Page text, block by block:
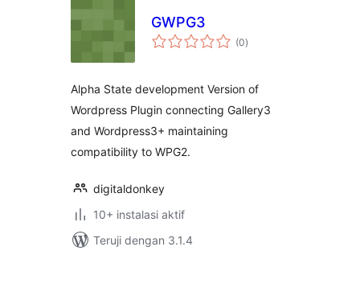
GWPG3
(0total
rating
)
Alpha State development Version of
Wordpress Plugin connecting Gallery3
and Wordpress3+ maintaining
compatibility to WPG2.
digitaldonkey
10+ instalasi aktif
Teruji dengan 3.1.4